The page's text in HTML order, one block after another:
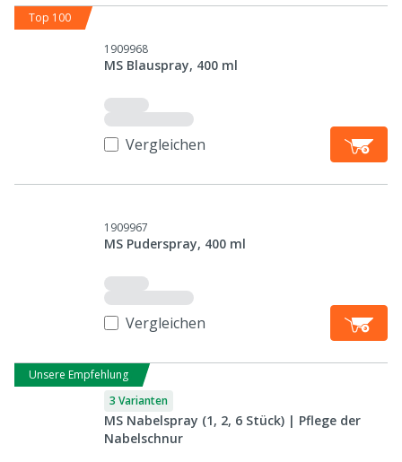
Top 100
1909968
MS Blauspray, 400 ml
Vergleichen
1909967
MS Puderspray, 400 ml
Vergleichen
Unsere Empfehlung
3 Varianten
MS Nabelspray (1, 2, 6 Stück) | Pflege der
Nabelschnur